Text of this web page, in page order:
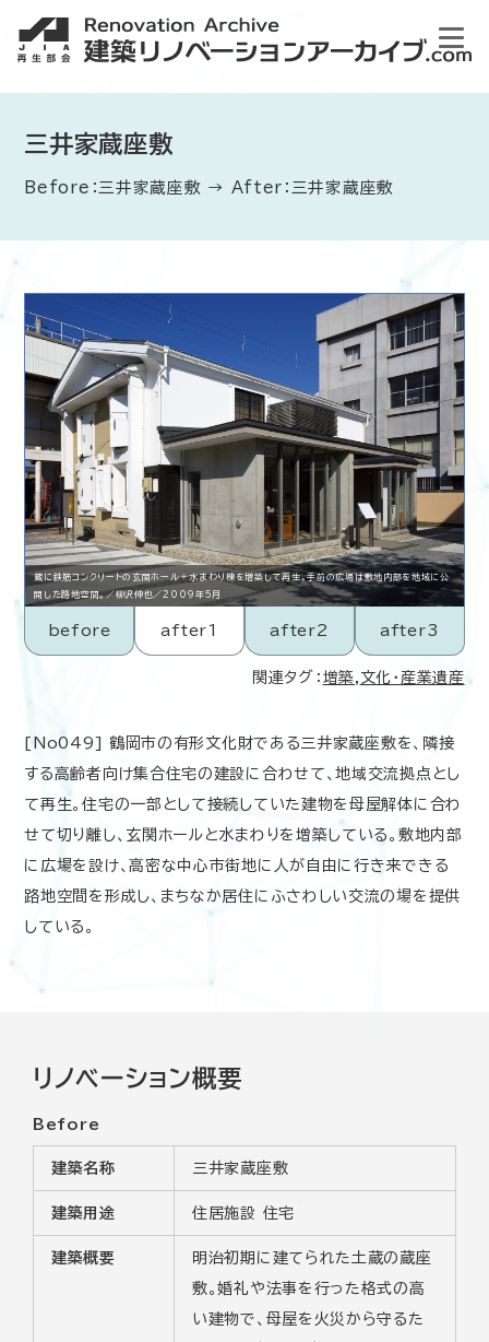
三井家蔵座敷
Before：三井家蔵座敷 → After：三井家蔵座敷
蔵に鉄筋コンクリートの玄関ホール＋水まわり棟を増築して再生。手前の広場は敷地内部を地域に公
開した路地空間。／柳沢伸也／2009年5月
before after1 after2 after3
関連タグ： 増築 文化・産業遺産
[No049] 鶴岡市の有形文化財である三井家蔵座敷を、隣接
する高齢者向け集合住宅の建設に合わせて、地域交流拠点とし
て再生。住宅の一部として接続していた建物を母屋解体に合わ
せて切り離し、玄関ホールと水まわりを増築している。敷地内部
に広場を設け、高密な中心市街地に人が自由に行き来できる
路地空間を形成し、まちなか居住にふさわしい交流の場を提供
している。
リノベーション概要
Before
建築名称 三井家蔵座敷
建築用途 住居施設 住宅
建築概要
明治初期に建てられた土蔵の蔵座
敷。婚礼や法事を行った格式の高
い建物で、母屋を火災から守るた